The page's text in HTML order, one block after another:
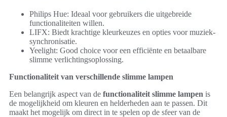
Philips Hue: Ideaal voor gebruikers die uitgebreide
functionaliteiten willen.
LIFX: Biedt krachtige kleurkeuzes en opties voor muziek-
synchronisatie.
Yeelight: Good choice voor een efficiënte en betaalbare
slimme verlichtingsoplossing.
Functionaliteit van verschillende slimme lampen
Een belangrijk aspect van de functionaliteit slimme lampen is
de mogelijkheid om kleuren en helderheden aan te passen. Dit
maakt het mogelijk om direct in te spelen op de sfeer van de